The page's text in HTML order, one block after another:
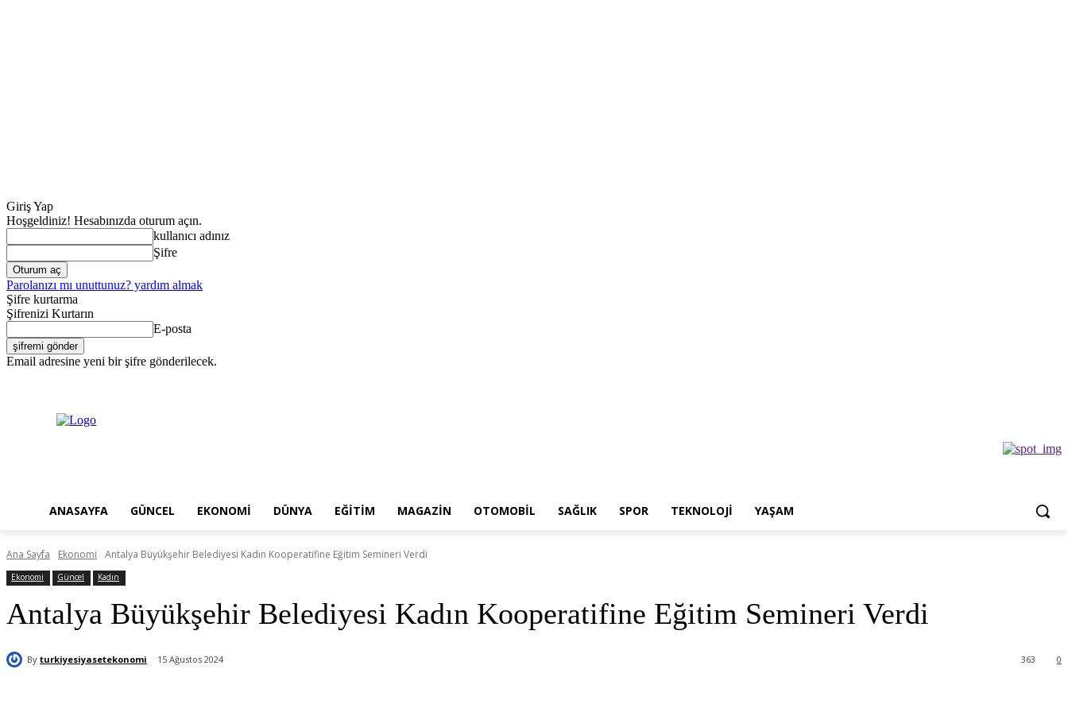
Giriş Yap
Hoşgeldiniz! Hesabınızda oturum açın.
kullanıcı adınız
Şifre
Parolanızı mı unuttunuz? yardım almak
Şifre kurtarma
Şifrenizi Kurtarın
E-posta
Email adresine yeni bir şifre gönderilecek.
ANASAYFA GÜNCEL EKONOMI DÜNYA EĞITIM MAGAZIN OTOMOBIL SAĞLIK SPOR TEKNOLOJI YAŞAM
Ana Sayfa Ekonomi Antalya Büyükşehir Belediyesi Kadın Kooperatifine Eğitim Semineri Verdi
Ekonomi Güncel Kadın
Antalya Büyükşehir Belediyesi Kadın Kooperatifine Eğitim Semineri Verdi
By turkiyesiyasetekonomi 15 Ağustos 2024 0
363